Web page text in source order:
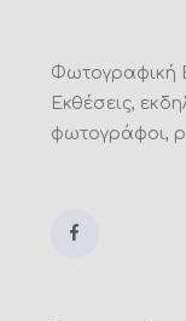
Φωτογραφική
Εκθέσεις,
φωτογράφοι,